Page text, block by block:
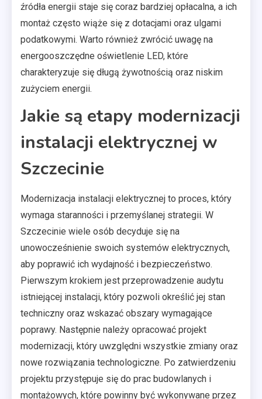
źródła energii staje się coraz bardziej opłacalna, a ich
montaż często wiąże się z dotacjami oraz ulgami
podatkowymi. Warto również zwrócić uwagę na
energooszczędne oświetlenie LED, które
charakteryzuje się długą żywotnością oraz niskim
zużyciem energii.
Jakie są etapy modernizacji
instalacji elektrycznej w
Szczecinie
Modernizacja instalacji elektrycznej to proces, który
wymaga staranności i przemyślanej strategii. W
Szczecinie wiele osób decyduje się na
unowocześnienie swoich systemów elektrycznych,
aby poprawić ich wydajność i bezpieczeństwo.
Pierwszym krokiem jest przeprowadzenie audytu
istniejącej instalacji, który pozwoli określić jej stan
techniczny oraz wskazać obszary wymagające
poprawy. Następnie należy opracować projekt
modernizacji, który uwzględni wszystkie zmiany oraz
nowe rozwiązania technologiczne. Po zatwierdzeniu
projektu przystępuje się do prac budowlanych i
montażowych, które powinny być wykonywane przez